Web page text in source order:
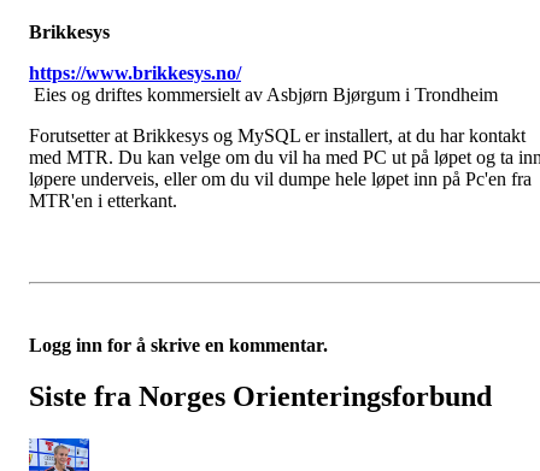
Brikkesys
https://www.brikkesys.no/
Eies og driftes kommersielt av Asbjørn Bjørgum i Trondheim
Forutsetter at Brikkesys og MySQL er installert, at du har kontakt
med MTR. Du kan velge om du vil ha med PC ut på løpet og ta
løpere underveis, eller om du vil dumpe hele løpet inn på Pc'en fra
MTR'en i etterkant.
Logg inn for å skrive en kommentar.
Siste fra Norges Orienteringsforbund